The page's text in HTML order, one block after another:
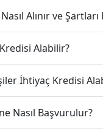
Alınır ve
Alabilir?
İhtiyaç Kredisi
Nasıl Başvurulur?